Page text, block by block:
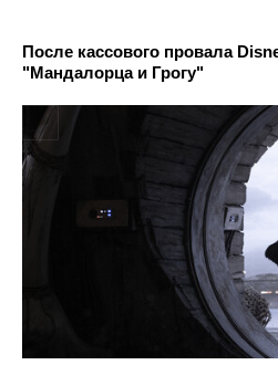
После кассового провала
"Мандалорца и Грогу"